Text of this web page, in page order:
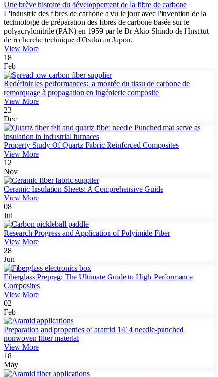
Une brève histoire du développement de la fibre de carbone
L'industrie des fibres de carbone a vu le jour avec l'invention de la
technologie de préparation des fibres de carbone basée sur le
polyacrylonitrile (PAN) en 1959 par le Dr Akio Shindo de l'Institut
de recherche technique d'Osaka au Japon.
View More
18
Feb
Redéfinir les performances: la montée du tissu de carbone de
remorquage à propagation en ingénierie composite
View More
23
Dec
Property Study Of Quartz Fabric Reinforced Composites
View More
12
Nov
Ceramic Insulation Sheets: A Comprehensive Guide
View More
08
Jul
Research Progress and Application of Polyimide Fiber
View More
28
Jun
Fiberglass Prepreg: The Ultimate Guide to High-Performance
Composites
View More
02
Feb
Preparation and properties of aramid 1414 needle-punched
nonwoven filter material
View More
18
May